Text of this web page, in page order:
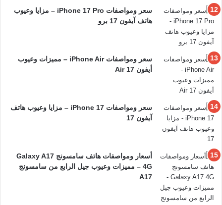
سعر ومواصفات iPhone 17 Pro – مزايا وعيوب
هاتف آيفون 17 برو
سعر ومواصفات iPhone Air – مميزات وعيوب
أيفون 17 Air
سعر ومواصفات iPhone 17 – مزايا وعيوب هاتف
آيفون 17
أسعار ومواصفات هاتف سامسونج Galaxy A17
4G – مميزات وعيوب جيل الرابع من سامسونج
A17